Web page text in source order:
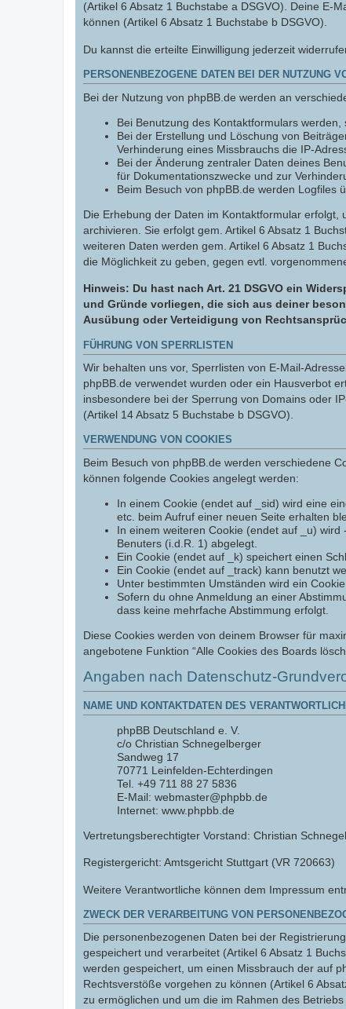
(Artikel 6 Absatz 1 Buchstabe a DSGVO). Deine E-
können (Artikel 6 Absatz 1 Buchstabe b DSGVO).
Du kannst die erteilte Einwilligung jederzeit
PERSONENBEZOGENE DATEN BEI DER NUTZUNG
Bei der Nutzung von phpBB.de werden an
Bei Benutzung des Kontaktformulars
Bei der Erstellung und Löschung von
Verhinderung eines Missbrauchs die IP-
Bei der Änderung zentraler Daten deines
für Dokumentationszwecke und zur
Beim Besuch von phpBB.de werden Logfiles
Die Erhebung der Daten im Kontaktformular
archivieren. Sie erfolgt gem. Artikel 6 Absatz 1
weiteren Daten werden gem. Artikel 6 Absatz 1
die Möglichkeit zu geben, gegen evtl.
Hinweis: Du hast nach Art. 21 DSGVO ein
und Gründe vorliegen, die sich aus deiner
Ausübung oder Verteidigung von
FÜHRUNG VON SPERRLISTEN
Wir behalten uns vor, Sperrlisten von E-Mail-
phpBB.de verwendet wurden oder ein Hausverbot
insbesondere bei der Sperrung von Domains oder
(Artikel 14 Absatz 5 Buchstabe b DSGVO).
VERWENDUNG VON COOKIES
Beim Besuch von phpBB.de werden verschiedene
können folgende Cookies angelegt werden:
In einem Cookie (endet auf _sid) wird eine
etc. beim Aufruf einer neuen Seite erhalten
In einem weiteren Cookie (endet auf _u)
Benuters (i.d.R. 1) abgelegt.
Ein Cookie (endet auf _k) speichert einen
Ein Cookie (endet auf _track) kann benutzt
Unter bestimmten Umständen wird ein
Sofern du ohne Anmeldung an einer
dass keine mehrfache Abstimmung erfolgt.
Diese Cookies werden von deinem Browser für
angebotene Funktion “Alle Cookies des Boards
Angaben nach Datenschutz-
NAME UND KONTAKTDATEN DES
phpBB Deutschland e. V.
c/o Christian Schnegelberger
Sandweg 17
70771 Leinfelden-Echterdingen
Tel. +49 711 88 27 5836
E-Mail: webmaster@phpbb.de
Internet: www.phpbb.de
Vertretungsberechtigter Vorstand: Christian
Registergericht: Amtsgericht Stuttgart (VR 720663)
Weitere Verantwortliche können dem Impressum
ZWECK DER VERARBEITUNG VON
Die personenbezogenen Daten bei der
gespeichert und verarbeitet (Artikel 6 Absatz 1
werden gespeichert, um einen Missbrauch der auf
Rechtsverstöße vorgehen zu können (Artikel 6
zu ermöglichen und um die im Rahmen des